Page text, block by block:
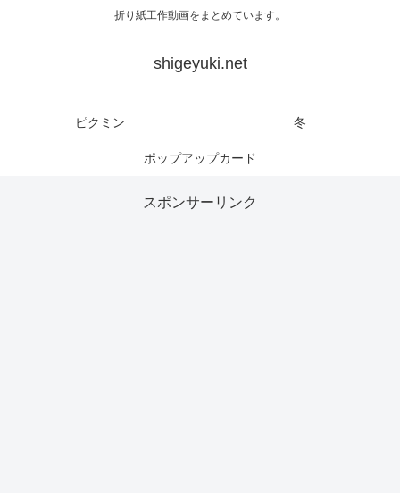
折り紙工作動画をまとめています。
shigeyuki.net
ピクミン 冬
ポップアップカード
スポンサーリンク